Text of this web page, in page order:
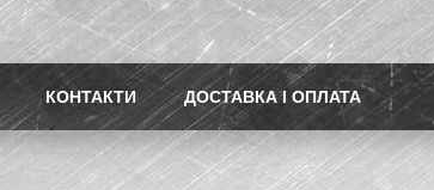
КОНТАКТИ ДОСТАВКА І ОПЛАТА